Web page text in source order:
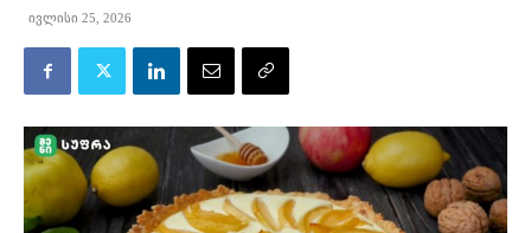
ივლისი 25, 2026